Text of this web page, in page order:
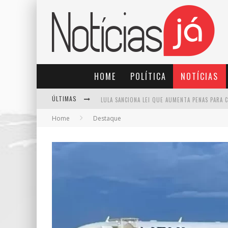
HOME POLÍTICA NOTÍCIAS
ÚLTIMAS
Home Destaque